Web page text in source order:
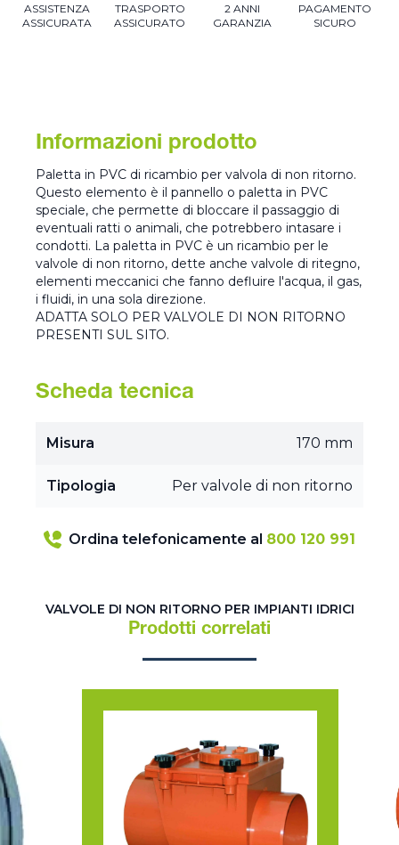
ASSISTENZA
ASSICURATA
TRASPORTO
ASSICURATO
2 ANNI
GARANZIA
PAGAMENTO
SICURO
Informazioni prodotto
Paletta in PVC di ricambio per valvola di non ritorno.
Questo elemento è il pannello o paletta in PVC
speciale, che permette di bloccare il passaggio di
eventuali ratti o animali, che potrebbero intasare i
condotti. La paletta in PVC è un ricambio per le
valvole di non ritorno, dette anche valvole di ritegno,
elementi meccanici che fanno defluire l'acqua, il gas,
i fluidi, in una sola direzione.
ADATTA SOLO PER VALVOLE DI NON RITORNO
PRESENTI SUL SITO.
Scheda tecnica
Misura 170 mm
Tipologia Per valvole di non ritorno
Ordina telefonicamente al 800 120 991
VALVOLE DI NON RITORNO PER IMPIANTI IDRICI
Prodotti correlati